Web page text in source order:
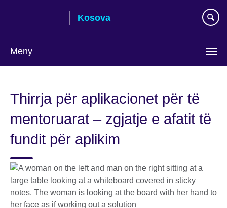
Kosova
Meny
language
Thirrja për aplikacionet për të
mentoruarat – zgjatje e afatit të
fundit për aplikim